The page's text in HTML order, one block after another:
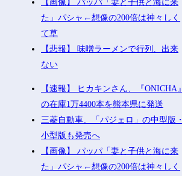
【画像】 パッパ「妻と子供と海に来
た」パシャ←想像の200倍は神々しく
て草
【悲報】 味噌ラーメンで行列、出来
ない
【速報】 ヒカキンさん、『ONICHA』
の在庫1万4400本を熊本県に発送
三菱自動車、「パジェロ」の中型版・
小型版も発売へ
【画像】 パッパ「妻と子供と海に来
た」パシャ←想像の200倍は神々しく